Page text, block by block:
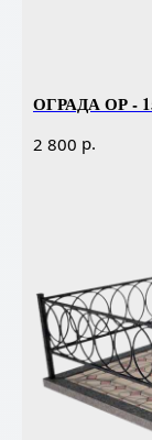
ОГРАДА ОР -
2 800 р.